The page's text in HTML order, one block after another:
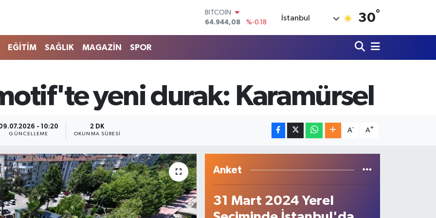
DOLAR
47,7436
%0.18
64,4811
%0.38
BİST100
13.779
%-14
İstanbul 30°
EĞİTİM SAĞLIK MAGAZİN SPOR
yeni durak: Karamürsel
- 10:20
GÜNCELLEME
2 DK
OKUNMA SÜRESI
A- A+
Anket
31 Mart 2024 Yerel